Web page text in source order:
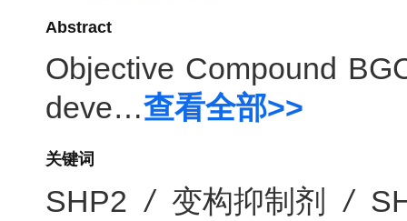
Abstract
Objective Compound
deve…查看全部>>
关键词
SHP2 / 变构抑制剂 /